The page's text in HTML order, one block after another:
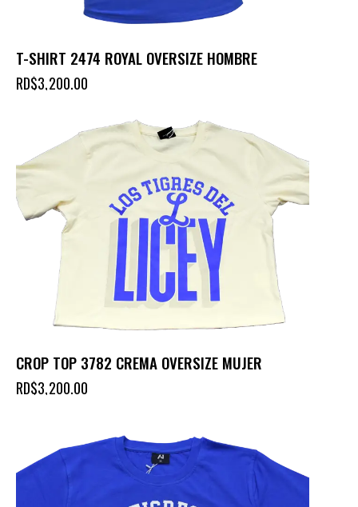
T-SHIRT 2474 ROYAL OVERSIZE HOMBRE
RD$3,200.00
CROP TOP 3782 CREMA OVERSIZE MUJER
RD$3,200.00